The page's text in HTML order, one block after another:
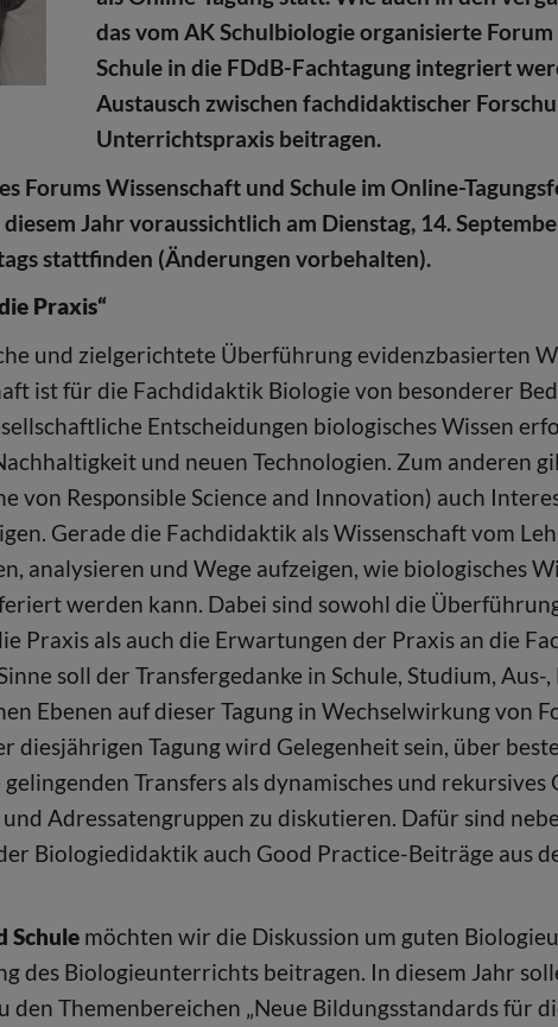
das vom AK Schulbiologie organisierte
Schule in die FDdB-Fachtagung integriert
Austausch zwischen fachdidaktischer
Unterrichtspraxis beitragen.
Forums Wissenschaft und Schule im Online-
Jahr voraussichtlich am Dienstag, 14.
stattfinden (Änderungen vorbehalten).
Praxis“
und zielgerichtete Überführung evidenzbasierten
ist für die Fachdidaktik Biologie von besonderer
Entscheidungen biologisches Wissen
und neuen Technologien. Zum anderen
von Responsible Science and Innovation) auch
Gerade die Fachdidaktik als Wissenschaft vom
analysieren und Wege aufzeigen, wie biologisches
werden kann. Dabei sind sowohl die
Praxis als auch die Erwartungen der Praxis an die
soll der Transfergedanke in Schule, Studium, Aus-
Ebenen auf dieser Tagung in Wechselwirkung von
Tagung wird Gelegenheit sein, über
Transfers als dynamisches und rekursives
Adressatengruppen zu diskutieren. Dafür sind
Biologiedidaktik auch Good Practice-Beiträge aus
Schule möchten wir die Diskussion um guten
des Biologieunterrichts beitragen. In diesem Jahr
den Themenbereichen „Neue Bildungsstandards für